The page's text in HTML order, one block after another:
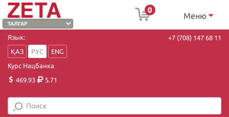
0
Меню
Язык:
ҚАЗ
РУС
ENG
Курс Нацбанка
469.93
5.71
+7 (708) 147 68 11